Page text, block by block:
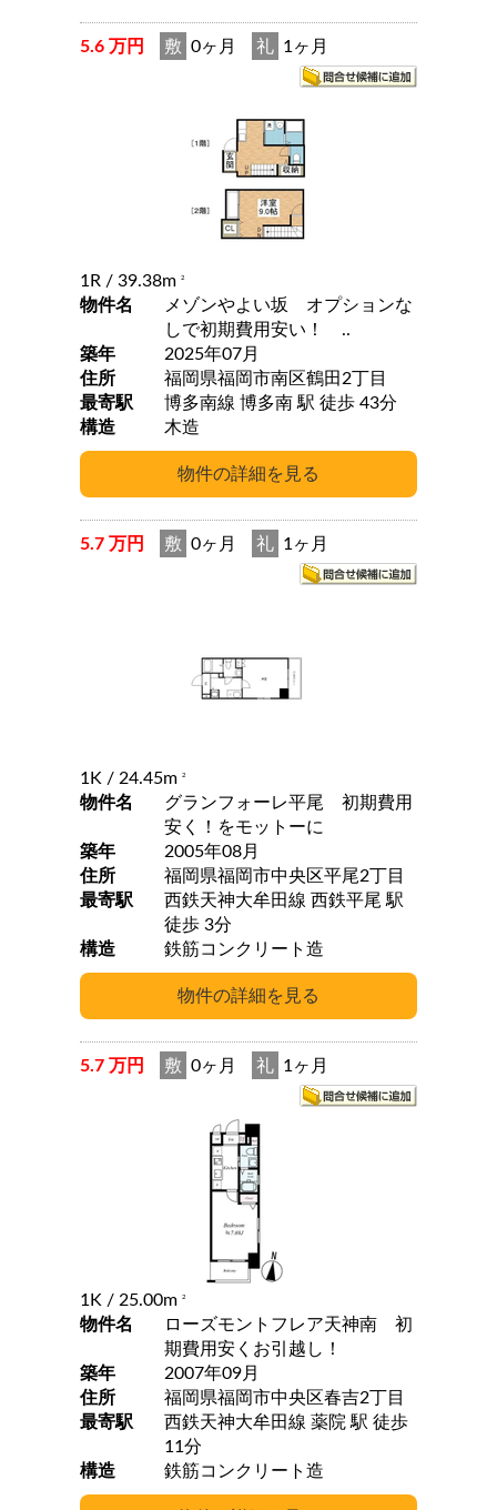
5.6 万円 敷 0ヶ月 礼 1ヶ月
1R / 39.38m 2
物件名
メゾンやよい坂 オプションな
しで初期費用安い！ ..
築年
2025年07月
住所
福岡県福岡市南区鶴田2丁目
最寄駅
博多南線 博多南 駅 徒歩 43分
構造
木造
5.7 万円 敷 0ヶ月 礼 1ヶ月
1K / 24.45m 2
物件名
グランフォーレ平尾 初期費用
安く！をモットーに
築年
2005年08月
住所
福岡県福岡市中央区平尾2丁目
最寄駅
西鉄天神大牟田線 西鉄平尾 駅
徒歩 3分
構造
鉄筋コンクリート造
5.7 万円 敷 0ヶ月 礼 1ヶ月
1K / 25.00m 2
物件名
ローズモントフレア天神南 初
期費用安くお引越し！
築年
2007年09月
住所
福岡県福岡市中央区春吉2丁目
最寄駅
西鉄天神大牟田線 薬院 駅 徒歩
11分
構造
鉄筋コンクリート造